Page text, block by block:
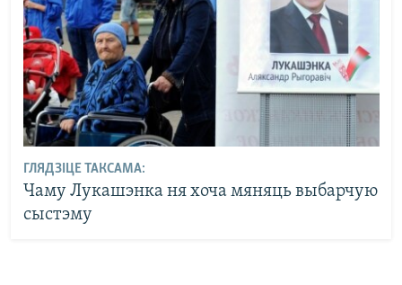
ГЛЯДЗІЦЕ ТАКСАМА:
Чаму Лукашэнка ня хоча мяняць выбарчую
сыстэму